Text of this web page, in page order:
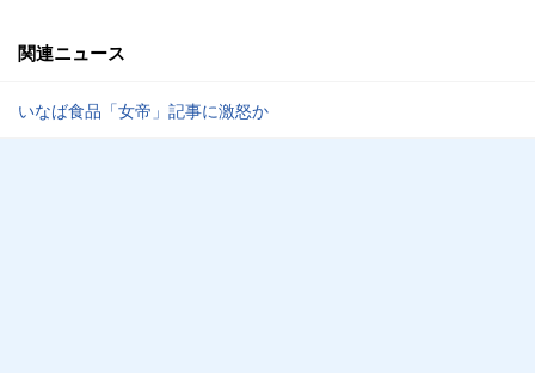
関連ニュース
いなば食品「女帝」記事に激怒か